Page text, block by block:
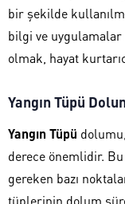
bir şekilde
bilgi ve
olmak, hayat
Yangın Tüpü
Yangın Tüpü
derece önemlidir.
gereken bazı
tüplerinin dolum